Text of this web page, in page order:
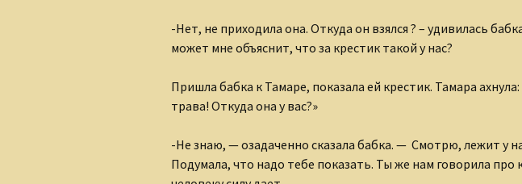
-Нет, не приходила она. Откуда он взялся ? – удивилась
может мне объяснит, что за крестик такой у нас?
Пришла бабка к Тамаре, показала ей крестик. Тамара
трава! Откуда она у вас?»
-Не знаю, — озадаченно сказала бабка. — Смотрю, лежит у
Подумала, что надо тебе показать. Ты же нам говорила про